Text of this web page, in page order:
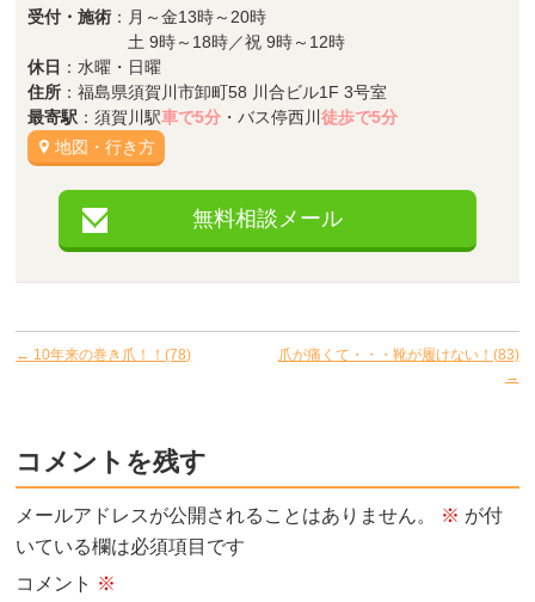
受付・施術 ：月～金13時～20時
土 9時～18時／祝 9時～12時
休日 ：水曜・日曜
住所 ：福島県須賀川市卸町58 川合ビル1F 3号室
最寄駅 ：須賀川駅車で5分 ・バス停西川徒歩で5分
地図・行き方
無料相談メール
← 10年来の巻き爪！！(78)
爪が痛くて・・・靴が履けない！(83)
→
コメントを残す
メールアドレスが公開されることはありません。 ※ が付
いている欄は必須項目です
コメント ※